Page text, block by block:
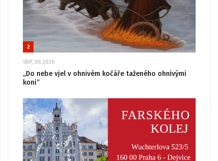
2
SRP, 06 2026
„Do nebe vjel v ohnivém kočáře taženého ohnivými
koni“